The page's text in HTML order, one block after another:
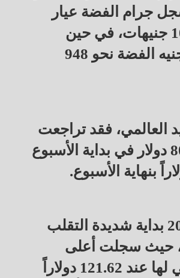
وسجل جرام الفضة عيار
800 حوالي 103 جنيهات، في حين
سجل سعر الجنيه الفضة نحو 948
العالمي، فقد تراجعت
الأوقية من 80.5 دولار في بداية الأسبوع
وشهد عام 2026 بداية شديدة التقلب
حيث سجلت أعلى
مستوى تاريخي لها عند 121.62 دولاراً